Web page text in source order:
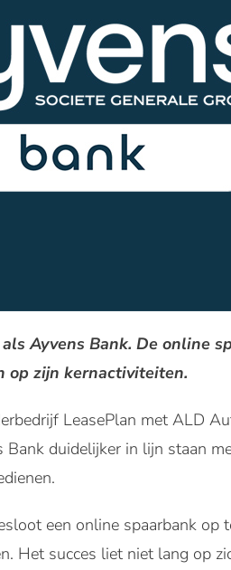
Ayvens Bank. De online
op zijn kernactiviteiten.
LeasePlan met ALD
duidelijker in lijn staan
een online spaarbank op
Het succes liet niet lang op